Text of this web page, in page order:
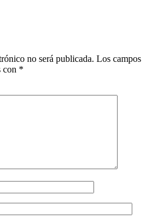
no será publicada. Los campos
con *